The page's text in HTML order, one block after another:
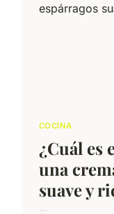
COCINA
¿Cuál es
una
suave y
...